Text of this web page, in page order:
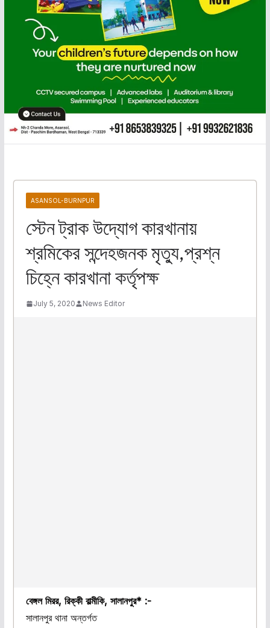
ASANSOL-BURNPUR
স্টেন ট্রাক উদ্যোগ কারখানায়
শ্রমিকের সন্দেহজনক মৃত্যু,প্রশ্ন
চিহ্নে কারখানা কর্তৃপক্ষ
July 5, 2020 News Editor
বেঙ্গল মিরর, রিক্কী বাল্মীকি, সালানপুর* :-
সালানপুর থানা অন্তর্গত